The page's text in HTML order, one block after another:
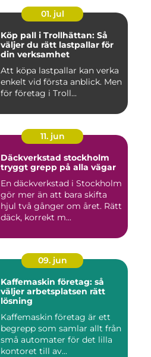
01. jul
Köp pall i Trollhättan: Så
väljer du rätt lastpallar för
din verksamhet
Att köpa lastpallar kan verka
enkelt vid första anblick. Men
för företag i Troll...
11. jun
Däckverkstad stockholm
tryggt grepp på alla vägar
En däckverkstad i Stockholm
gör mer än att bara skifta
hjul två gånger om året. Rätt
däck, korrekt m...
09. jun
Kaffemaskin företag: så
väljer arbetsplatsen rätt
lösning
Kaffemaskin företag är ett
begrepp som samlar allt från
små automater för det lilla
kontoret till av...